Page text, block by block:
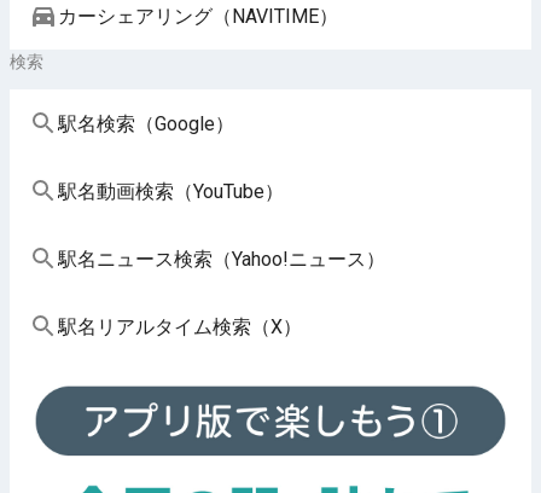
カーシェアリング（NAVITIME）
検索
駅名検索（Google）
駅名動画検索（YouTube）
駅名ニュース検索（Yahoo!ニュース）
駅名リアルタイム検索（X）